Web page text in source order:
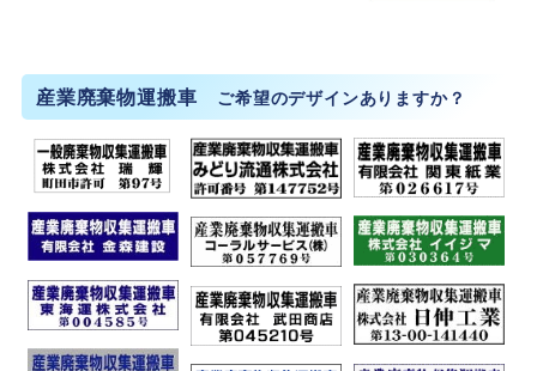
産業廃棄物運搬車 ご希望のデザインありますか？